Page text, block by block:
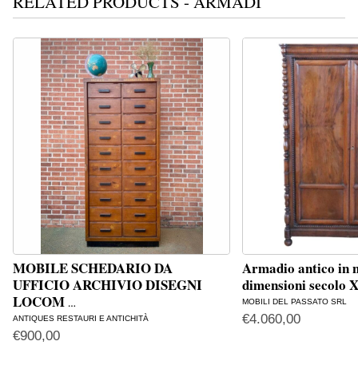
MOBILE SCHEDARIO DA
UFFICIO ARCHIVIO DISEGNI
LOCOM …
ANTIQUES RESTAURI E ANTICHITÀ
€900,00
Armadio antico in
dimensioni secolo
MOBILI DEL PASSATO SRL
€4.060,00